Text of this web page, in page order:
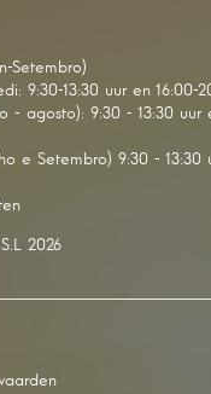
Setembro)
9:30-13:30 uur en 16:00-
- agosto): 9:30 - 13:30 uur
e Setembro) 9:30 - 13:30
2026